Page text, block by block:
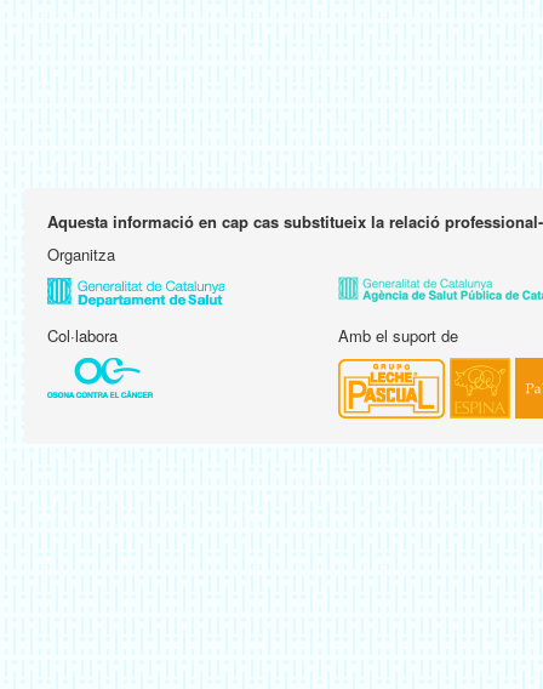
Aquesta informació en cap cas substitueix la relació
Organitza
Col·labora Amb el suport de